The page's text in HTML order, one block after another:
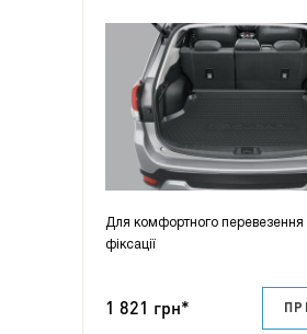
Для комфортного перевезення
фіксації
1 821 грн*